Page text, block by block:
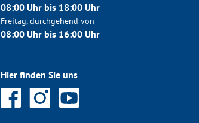
08:00 Uhr bis 18:00 Uhr
Freitag, durchgehend von
08:00 Uhr bis 16:00 Uhr
Hier finden Sie uns